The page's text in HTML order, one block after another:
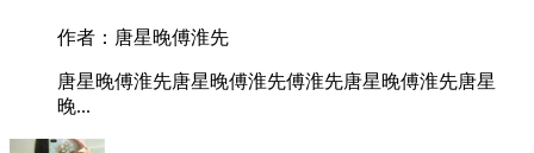
作者：唐星晚傅淮先
唐星晚傅淮先唐星晚傅淮先傅淮先唐星晚傅淮先唐星
晚...